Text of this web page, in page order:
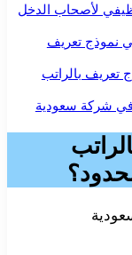
لأصحاب الدخل
نموذج تعريف
بالراتب
في شركة سعودية